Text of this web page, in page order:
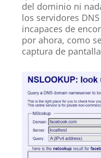
del dominio ni
los servidores
incapaces de
por ahora, como
captura de